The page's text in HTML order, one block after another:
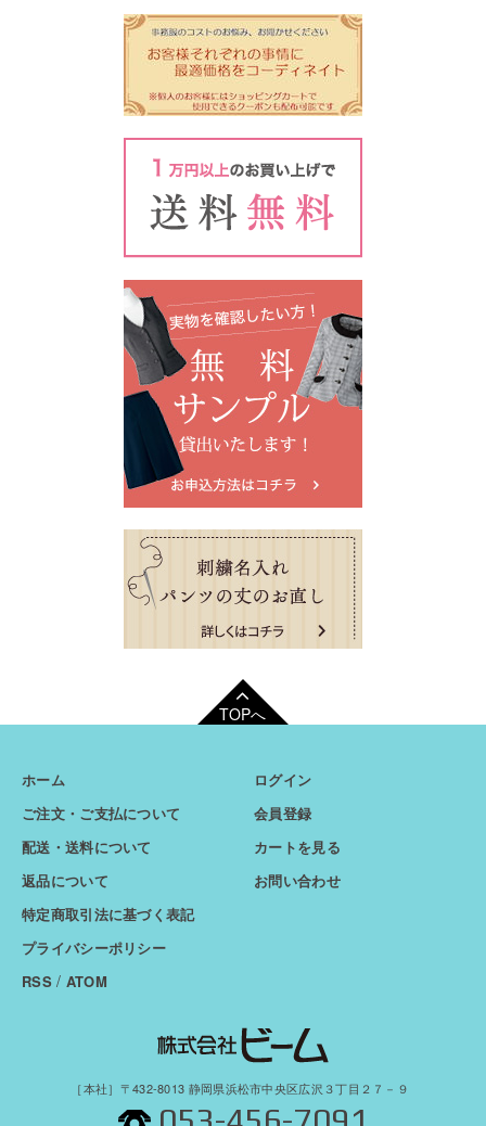
TOPへ
ホーム
ご注文・ご支払について
配送・送料について
返品について
特定商取引法に基づく表記
プライバシーポリシー
RSS/ ATOM
ログイン
会員登録
カートを見る
お問い合わせ
［本社］〒432-8013 静岡県浜松市中央区広沢３丁目２７－９